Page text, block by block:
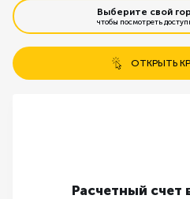
Выберите свой
чтобы посмотреть
ОТКРЫТЬ
Расчетный счет